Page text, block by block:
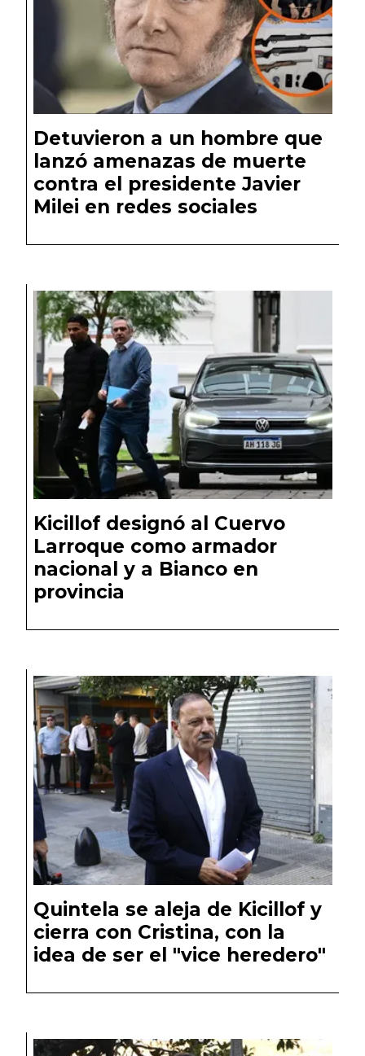
Detuvieron a un hombre que
lanzó amenazas de muerte
contra el presidente Javier
Milei en redes sociales
Kicillof designó al Cuervo
Larroque como armador
nacional y a Bianco en
provincia
Quintela se aleja de Kicillof y
cierra con Cristina, con la
idea de ser el "vice heredero"